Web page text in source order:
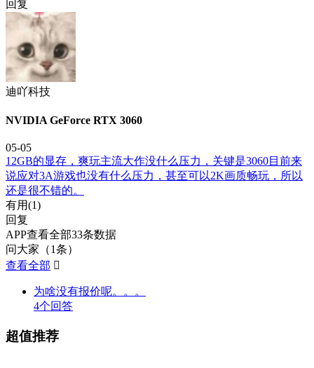
回复
迪吖科技
NVIDIA GeForce RTX 3060
05-05
12GB的显存，爽玩主流大作没什么压力，关键是3060目前来
说应对3A游戏也没有什么压力，甚至可以2K画质畅玩，所以
还是很不错的。
有用(1)
回复
APP查看全部33条数据
问大家（1条）
查看全部 
为啥没有报价呢。。。
4个回答
超值推荐